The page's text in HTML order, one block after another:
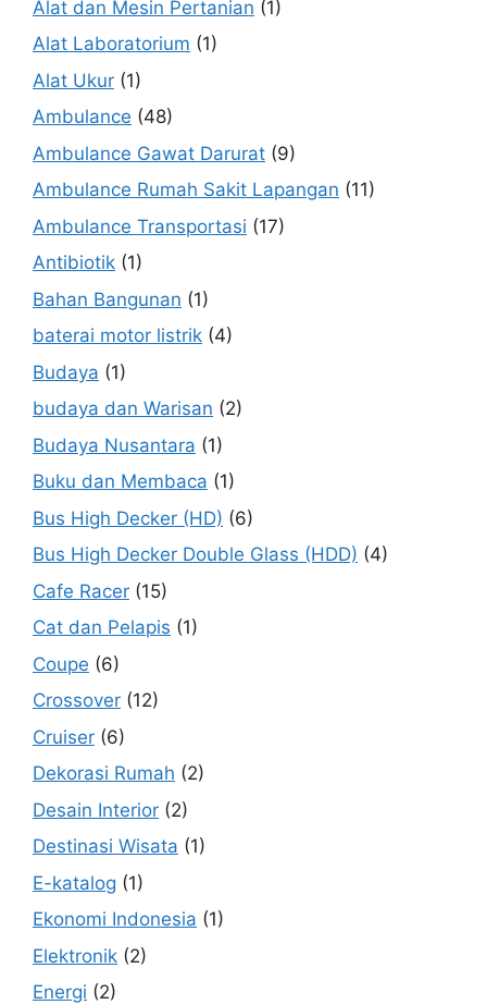
Alat dan Mesin Pertanian (1)
Alat Laboratorium (1)
Alat Ukur (1)
Ambulance (48)
Ambulance Gawat Darurat (9)
Ambulance Rumah Sakit Lapangan (11)
Ambulance Transportasi (17)
Antibiotik (1)
Bahan Bangunan (1)
baterai motor listrik (4)
Budaya (1)
budaya dan Warisan (2)
Budaya Nusantara (1)
Buku dan Membaca (1)
Bus High Decker (HD) (6)
Bus High Decker Double Glass (HDD) (4)
Cafe Racer (15)
Cat dan Pelapis (1)
Coupe (6)
Crossover (12)
Cruiser (6)
Dekorasi Rumah (2)
Desain Interior (2)
Destinasi Wisata (1)
E-katalog (1)
Ekonomi Indonesia (1)
Elektronik (2)
Energi (2)